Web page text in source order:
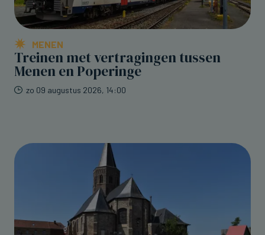
MENEN
Treinen met vertragingen tussen
Menen en Poperinge
zo 09 augustus 2026, 14:00